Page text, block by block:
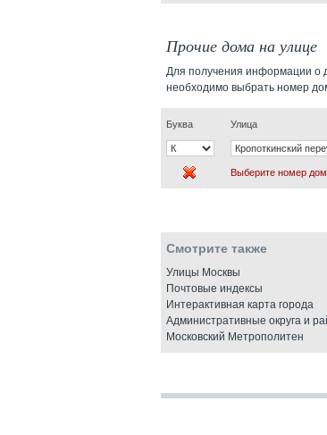
Прочие дома на улице
Для получения информации о
необходимо выбрать номер
Буква Улица
Выберите номер
Смотрите также
Улицы Москвы
Почтовые индексы
Интерактивная карта города
Административные округа и
Московский Метрополитен